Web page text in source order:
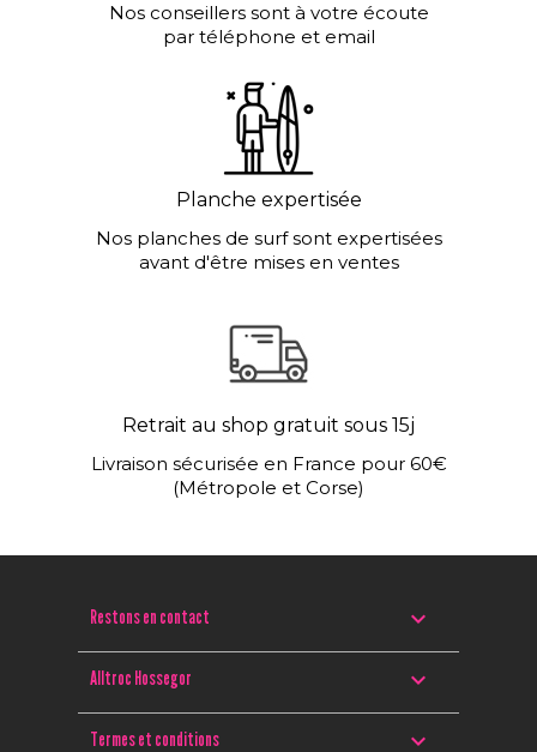
Nos conseillers sont à votre écoute
par téléphone et email
Planche expertisée
Nos planches de surf sont expertisées
avant d'être mises en ventes
Retrait au shop gratuit sous 15j
Livraison sécurisée en France pour 60€
(Métropole et Corse)
Restons en contact 
Alltroc Hossegor 
Termes et conditions 